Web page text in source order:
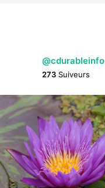
@cdurableinfo
273 Suiveurs